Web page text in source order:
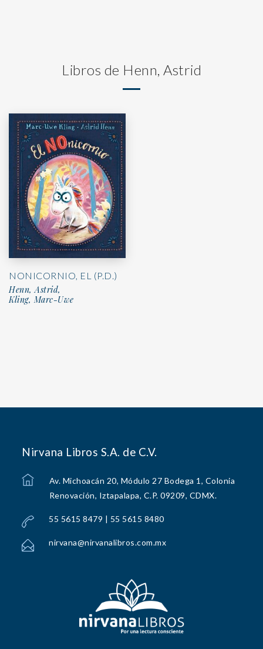
Libros de Henn, Astrid
NONICORNIO, EL (P.D.)
Henn, Astrid,
Kling, Marc-Uwe
Nirvana Libros S.A. de C.V.
Av. Michoacán 20, Módulo 27 Bodega 1, Colonia
Renovación, Iztapalapa, C.P. 09209, CDMX.
55 5615 8479 | 55 5615 8480
nirvana@nirvanalibros.com.mx